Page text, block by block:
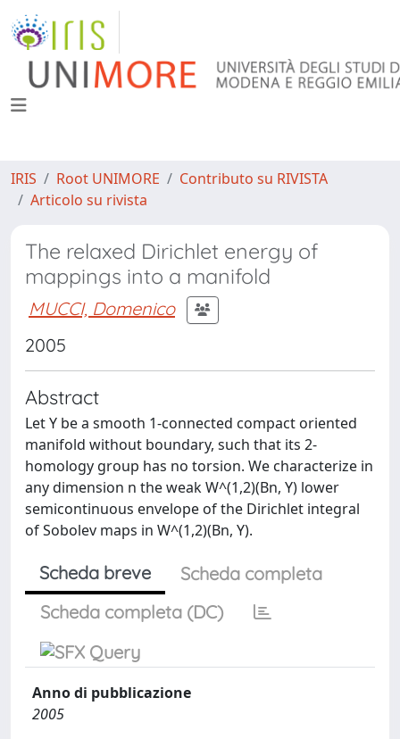
IRIS Root UNIMORE
Contributo su RIVISTA
Articolo su rivista
The relaxed Dirichlet energy of
mappings into a manifold
MUCCI, Domenico
2005
Abstract
Let Y be a smooth 1-connected compact oriented
manifold without boundary, such that its 2-
homology group has no torsion. We characterize in
any dimension n the weak W^(1,2)(Bn, Y) lower
semicontinuous envelope of the Dirichlet integral
of Sobolev maps in W^(1,2)(Bn, Y).
Scheda breve
Scheda completa
Scheda completa (DC)
Anno di pubblicazione
2005